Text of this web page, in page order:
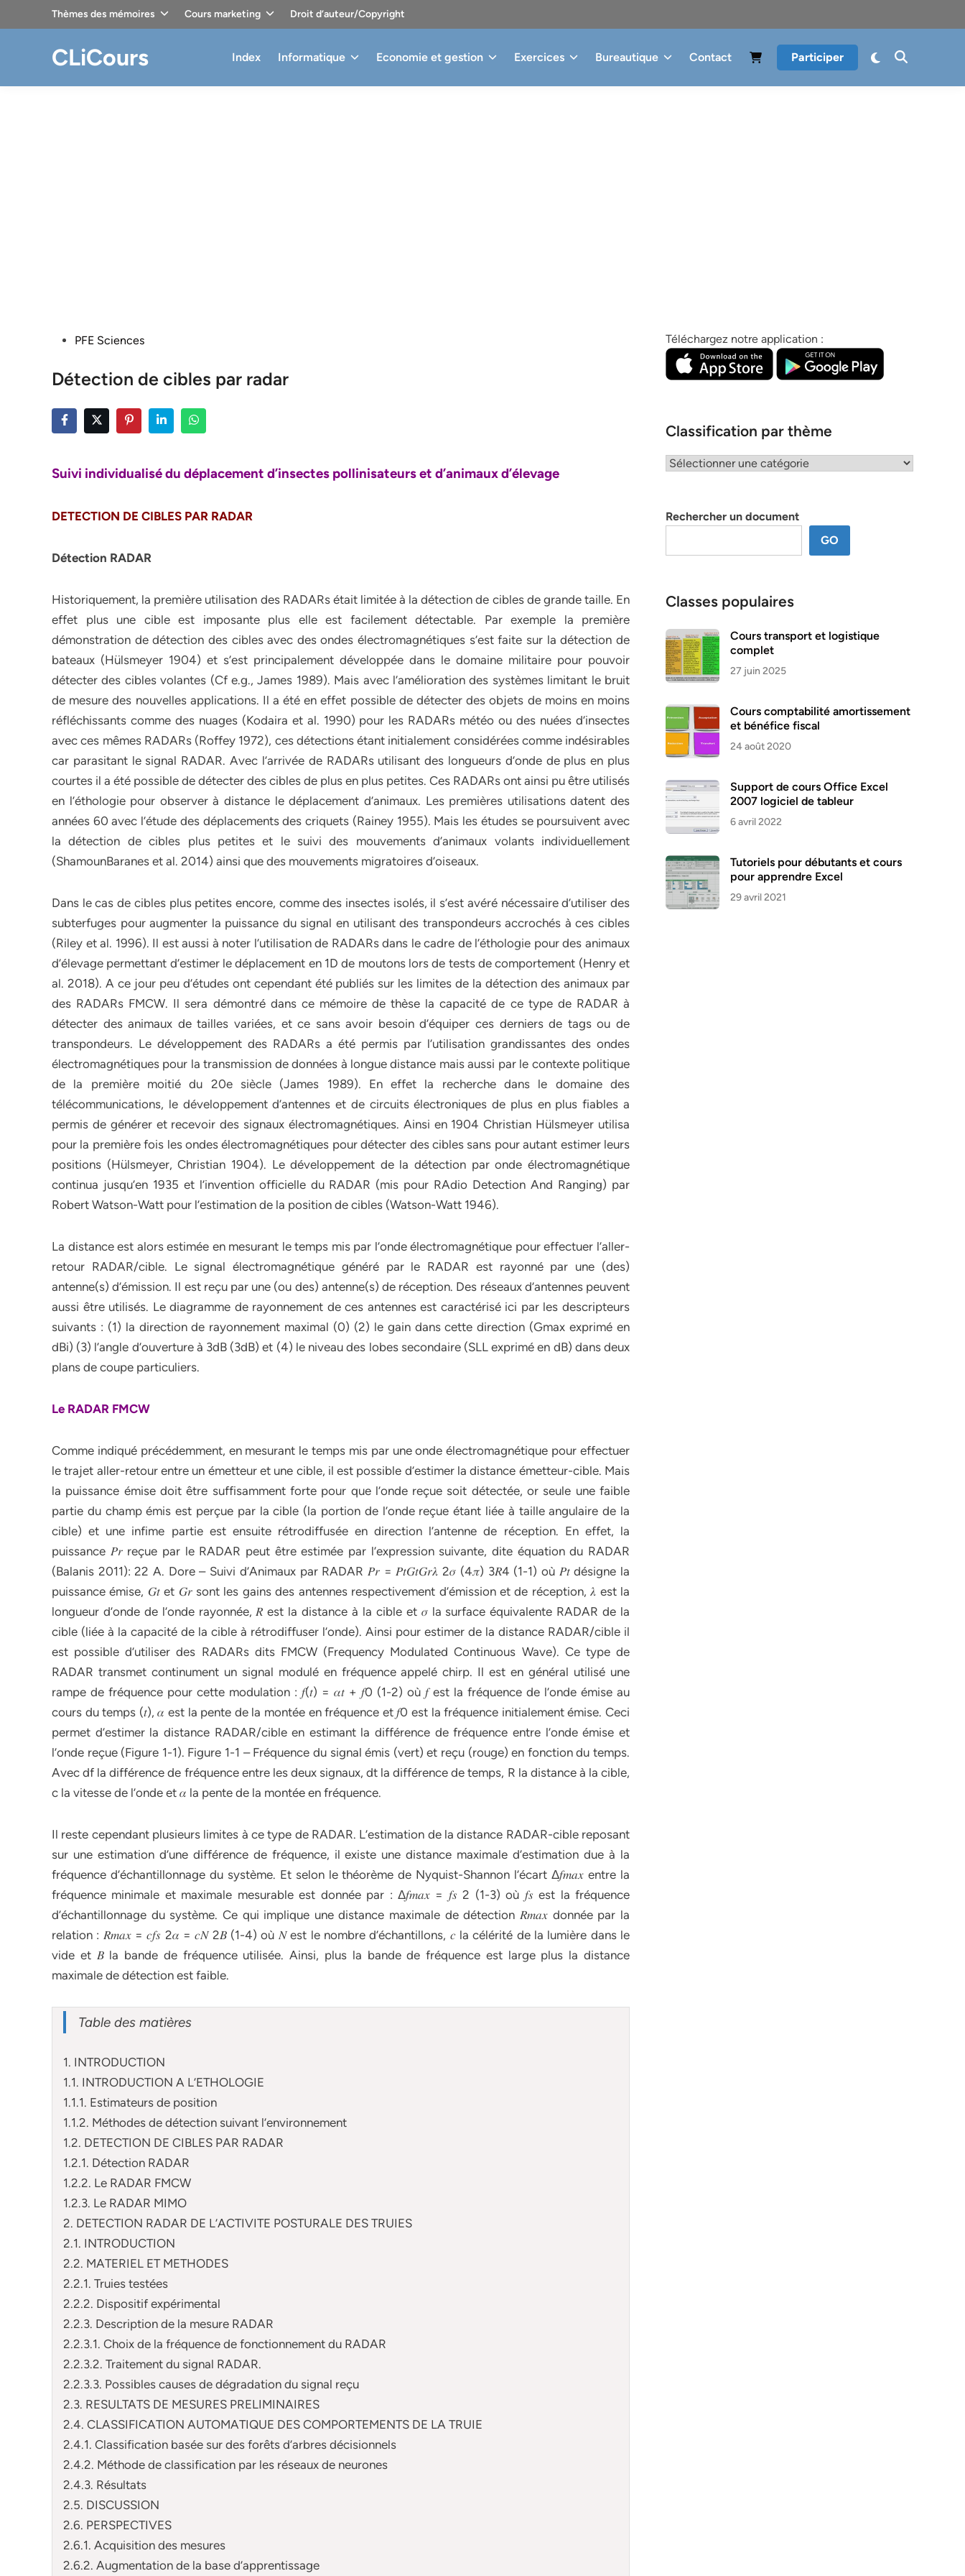
Thèmes des mémoires Cours marketing Droit d’auteur/Copyright
CLiCours Index Informatique Economie et gestion Exercices Bureautique Contact Participer
PostedPFE Sciences
Détection de cibles par radar
Suivi individualisé du déplacement d’insectes pollinisateurs et d’animaux d’élevage
DETECTION DE CIBLES PAR RADAR
Détection RADAR
Historiquement, la première utilisation des RADARs était limitée à la détection de cibles de grande taille. En
effet plus une cible est imposante plus elle est facilement détectable. Par exemple la première
démonstration de détection des cibles avec des ondes électromagnétiques s’est faite sur la détection de
bateaux (Hülsmeyer 1904) et s’est principalement développée dans le domaine militaire pour pouvoir
détecter des cibles volantes (Cf e.g., James 1989). Mais avec l’amélioration des systèmes limitant le bruit
de mesure des nouvelles applications. Il a été en effet possible de détecter des objets de moins en moins
réfléchissants comme des nuages (Kodaira et al. 1990) pour les RADARs météo ou des nuées d’insectes
avec ces mêmes RADARs (Roffey 1972), ces détections étant initialement considérées comme indésirables
car parasitant le signal RADAR. Avec l’arrivée de RADARs utilisant des longueurs d’onde de plus en plus
courtes il a été possible de détecter des cibles de plus en plus petites. Ces RADARs ont ainsi pu être utilisés
en l’éthologie pour observer à distance le déplacement d’animaux. Les premières utilisations datent des
années 60 avec l’étude des déplacements des criquets (Rainey 1955). Mais les études se poursuivent avec
la détection de cibles plus petites et le suivi des mouvements d’animaux volants individuellement
(ShamounBaranes et al. 2014) ainsi que des mouvements migratoires d’oiseaux.
Dans le cas de cibles plus petites encore, comme des insectes isolés, il s’est avéré nécessaire d’utiliser des
subterfuges pour augmenter la puissance du signal en utilisant des transpondeurs accrochés à ces cibles
(Riley et al. 1996). Il est aussi à noter l’utilisation de RADARs dans le cadre de l’éthologie pour des animaux
d’élevage permettant d’estimer le déplacement en 1D de moutons lors de tests de comportement (Henry et
al. 2018). A ce jour peu d’études ont cependant été publiés sur les limites de la détection des animaux par
des RADARs FMCW. Il sera démontré dans ce mémoire de thèse la capacité de ce type de RADAR à
détecter des animaux de tailles variées, et ce sans avoir besoin d’équiper ces derniers de tags ou de
transpondeurs. Le développement des RADARs a été permis par l’utilisation grandissantes des ondes
électromagnétiques pour la transmission de données à longue distance mais aussi par le contexte politique
de la première moitié du 20e siècle (James 1989). En effet la recherche dans le domaine des
télécommunications, le développement d’antennes et de circuits électroniques de plus en plus fiables a
permis de générer et recevoir des signaux électromagnétiques. Ainsi en 1904 Christian Hülsmeyer utilisa
pour la première fois les ondes électromagnétiques pour détecter des cibles sans pour autant estimer leurs
positions (Hülsmeyer, Christian 1904). Le développement de la détection par onde électromagnétique
continua jusqu’en 1935 et l’invention officielle du RADAR (mis pour RAdio Detection And Ranging) par
Robert Watson-Watt pour l’estimation de la position de cibles (Watson-Watt 1946).
La distance est alors estimée en mesurant le temps mis par l’onde électromagnétique pour effectuer l’aller-
retour RADAR/cible. Le signal électromagnétique généré par le RADAR est rayonné par une (des)
antenne(s) d’émission. Il est reçu par une (ou des) antenne(s) de réception. Des réseaux d’antennes peuvent
aussi être utilisés. Le diagramme de rayonnement de ces antennes est caractérisé ici par les descripteurs
suivants : (1) la direction de rayonnement maximal (0) (2) le gain dans cette direction (Gmax exprimé en
dBi) (3) l’angle d’ouverture à 3dB (3dB) et (4) le niveau des lobes secondaire (SLL exprimé en dB) dans deux
plans de coupe particuliers.
Le RADAR FMCW
Comme indiqué précédemment, en mesurant le temps mis par une onde électromagnétique pour effectuer
le trajet aller-retour entre un émetteur et une cible, il est possible d’estimer la distance émetteur-cible. Mais
la puissance émise doit être suffisamment forte pour que l’onde reçue soit détectée, or seule une faible
partie du champ émis est perçue par la cible (la portion de l’onde reçue étant liée à taille angulaire de la
cible) et une infime partie est ensuite rétrodiffusée en direction l’antenne de réception. En effet, la
puissance 𝑃𝑟 reçue par le RADAR peut être estimée par l’expression suivante, dite équation du RADAR
(Balanis 2011): 22 A. Dore – Suivi d’Animaux par RADAR 𝑃𝑟 = 𝑃𝑡𝐺𝑡𝐺𝑟𝜆 2𝜎 (4𝜋) 3𝑅4 (1-1) où 𝑃𝑡 désigne la
puissance émise, 𝐺𝑡 et 𝐺𝑟 sont les gains des antennes respectivement d’émission et de réception, 𝜆 est la
longueur d’onde de l’onde rayonnée, 𝑅 est la distance à la cible et 𝜎 la surface équivalente RADAR de la
cible (liée à la capacité de la cible à rétrodiffuser l’onde). Ainsi pour estimer de la distance RADAR/cible il
est possible d’utiliser des RADARs dits FMCW (Frequency Modulated Continuous Wave). Ce type de
RADAR transmet continument un signal modulé en fréquence appelé chirp. Il est en général utilisé une
rampe de fréquence pour cette modulation : 𝑓(𝑡) = 𝛼𝑡 + 𝑓0 (1-2) où 𝑓 est la fréquence de l’onde émise au
cours du temps (𝑡), 𝛼 est la pente de la montée en fréquence et 𝑓0 est la fréquence initialement émise. Ceci
permet d’estimer la distance RADAR/cible en estimant la différence de fréquence entre l’onde émise et
l’onde reçue (Figure 1-1). Figure 1-1 – Fréquence du signal émis (vert) et reçu (rouge) en fonction du temps.
Avec df la différence de fréquence entre les deux signaux, dt la différence de temps, R la distance à la cible,
c la vitesse de l’onde et 𝛼 la pente de la montée en fréquence.
Il reste cependant plusieurs limites à ce type de RADAR. L’estimation de la distance RADAR-cible reposant
sur une estimation d’une différence de fréquence, il existe une distance maximale d’estimation due à la
fréquence d’échantillonnage du système. Et selon le théorème de Nyquist-Shannon l’écart Δ𝑓𝑚𝑎𝑥 entre la
fréquence minimale et maximale mesurable est donnée par : Δ𝑓𝑚𝑎𝑥 = 𝑓𝑠 2 (1-3) où 𝑓𝑠 est la fréquence
d’échantillonnage du système. Ce qui implique une distance maximale de détection 𝑅𝑚𝑎𝑥 donnée par la
relation : 𝑅𝑚𝑎𝑥 = 𝑐𝑓𝑠 2𝛼 = 𝑐𝑁 2𝐵 (1-4) où 𝑁 est le nombre d’échantillons, 𝑐 la célérité de la lumière dans le
vide et 𝐵 la bande de fréquence utilisée. Ainsi, plus la bande de fréquence est large plus la distance
maximale de détection est faible.
Table des matières
1. INTRODUCTION
1.1. INTRODUCTION A L’ETHOLOGIE
1.1.1. Estimateurs de position
1.1.2. Méthodes de détection suivant l’environnement
1.2. DETECTION DE CIBLES PAR RADAR
1.2.1. Détection RADAR
1.2.2. Le RADAR FMCW
1.2.3. Le RADAR MIMO
2. DETECTION RADAR DE L’ACTIVITE POSTURALE DES TRUIES
2.1. INTRODUCTION
2.2. MATERIEL ET METHODES
2.2.1. Truies testées
2.2.2. Dispositif expérimental
2.2.3. Description de la mesure RADAR
2.2.3.1. Choix de la fréquence de fonctionnement du RADAR
2.2.3.2. Traitement du signal RADAR.
2.2.3.3. Possibles causes de dégradation du signal reçu
2.3. RESULTATS DE MESURES PRELIMINAIRES
2.4. CLASSIFICATION AUTOMATIQUE DES COMPORTEMENTS DE LA TRUIE
2.4.1. Classification basée sur des forêts d’arbres décisionnels
2.4.2. Méthode de classification par les réseaux de neurones
2.4.3. Résultats
2.5. DISCUSSION
2.6. PERSPECTIVES
2.6.1. Acquisition des mesures
2.6.2. Augmentation de la base d’apprentissage
Téléchargez notre application :
Classification par thème
Classification
Rechercher un document
GO
Classes populaires
Cours transport et logistique
complet
27 juin 2025
Cours comptabilité amortissement
et bénéfice fiscal
24 août 2020
Support de cours Office Excel
2007 logiciel de tableur
6 avril 2022
Tutoriels pour débutants et cours
pour apprendre Excel
29 avril 2021